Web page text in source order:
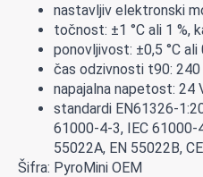
nastavljiv elektronski
točnost: ±1 °C ali 1 %,
ponovljivost: ±0,5 °C ali
čas odzivnosti t90: 240
napajalna napetost: 24
standardi EN61326-
61000-4-3, IEC 61000-
55022A, EN 55022B,
Šifra: PyroMini OEM